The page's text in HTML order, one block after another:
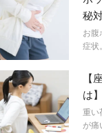
秘
ス
お腹
症状
が
ん
ッキ
秘し
秘解
【
は
防
重い
が痛